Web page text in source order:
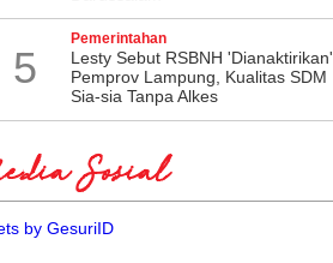
5
Pemerintahan
Lesty Sebut RSBNH 'Dianaktirikan'
Pemprov Lampung, Kualitas SDM
Sia-sia Tanpa Alkes
Sosial
by GesuriID